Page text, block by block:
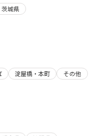
茨城県
淀屋橋・本町 その他